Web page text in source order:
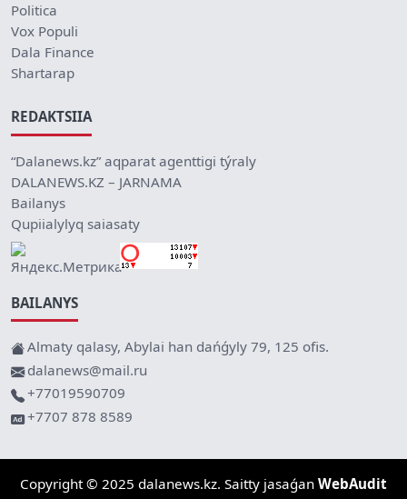
Politica
Vox Populi
Dala Finance
Shartarap
REDAKTSIIA
“Dalanews.kz” aqparat agenttigi týraly
DALANEWS.KZ – JARNAMA
Bailanys
Qupiialylyq saiasaty
BAILANYS
Almaty qalasy, Abylai han dańǵyly 79, 125 ofis.
dalanews@mail.ru
+77019590709
+7707 878 8589
Copyright © 2025 dalanews.kz. Saitty jasaǵan WebAudit